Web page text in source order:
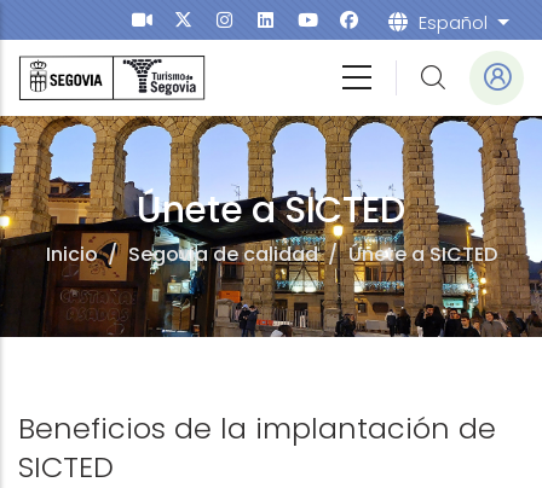
Pasar al contenido principal Español
Únete a SICTED
Inicio/ Segovia de calidad/ Únete a SICTED
Beneficios de la implantación de
SICTED